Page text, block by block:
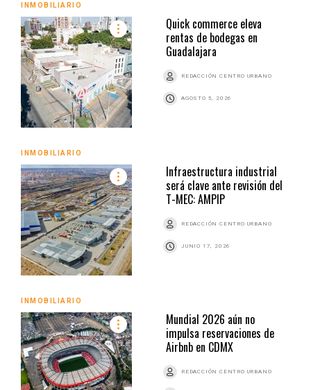
INMOBILIARIO
Quick commerce eleva
rentas de bodegas en
Guadalajara
REDACCIÓN CENTRO URBANO
AGOSTO 5, 2026
INMOBILIARIO
Infraestructura industrial
será clave ante revisión del
T-MEC: AMPIP
REDACCIÓN CENTRO URBANO
JUNIO 17, 2026
INMOBILIARIO
Mundial 2026 aún no
impulsa reservaciones de
Airbnb en CDMX
REDACCIÓN CENTRO URBANO